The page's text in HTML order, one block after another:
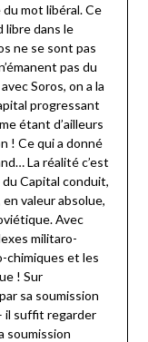
mot libéral. Ce
libre dans le
ne se sont pas
pas du
Soros, on a la
progressant
étant d’ailleurs
! Ce qui a donné
La réalité c’est
du Capital conduit,
valeur absolue,
Avec
militaro-
chimiques et les
! Sur
sa soumission
il suffit regarder
soumission